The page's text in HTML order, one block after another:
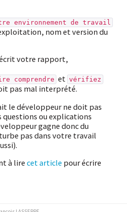
environnement de travail
nom et version du
écrit votre rapport,
comprendre et vérifiez
pas mal interprété.
le développeur ne doit pas
questions ou explications
gagne donc du
pas dans votre travail
à lire cet article pour écrire